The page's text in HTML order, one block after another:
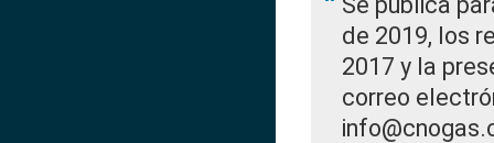
de 2019, los
2017 y la
correo